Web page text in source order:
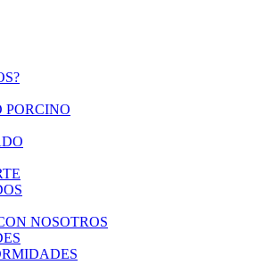
PORCINO
NOSOTROS